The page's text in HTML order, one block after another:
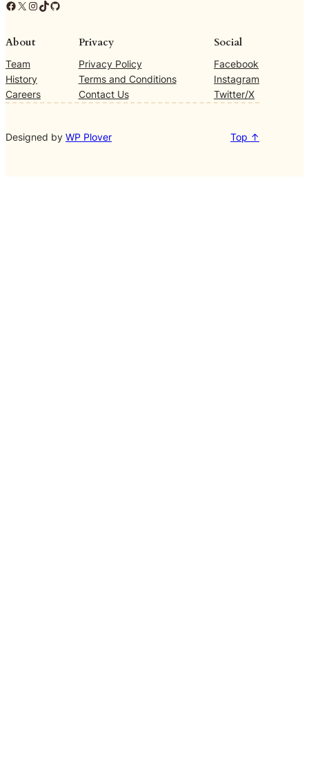
Facebook X Instagram TikTok GitHub
About
Team
History
Careers
Privacy
Privacy Policy
Terms and Conditions
Contact Us
Social
Facebook
Instagram
Twitter/X
Designed by WP Plover Top ↑